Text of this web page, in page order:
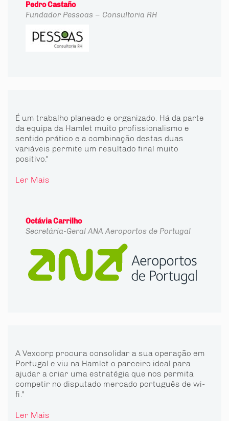
Pedro Castaño
Fundador Pessoas – Consultoria RH
É um trabalho planeado e organizado. Há da parte
da equipa da Hamlet muito profissionalismo e
sentido prático e a combinação destas duas
variáveis permite um resultado final muito
positivo."
Ler Mais
Octávia Carrilho
Secretária-Geral ANA Aeroportos de Portugal
A Vexcorp procura consolidar a sua operação em
Portugal e viu na Hamlet o parceiro ideal para
ajudar a criar uma estratégia que nos permita
competir no disputado mercado português de wi-
fi."
Ler Mais